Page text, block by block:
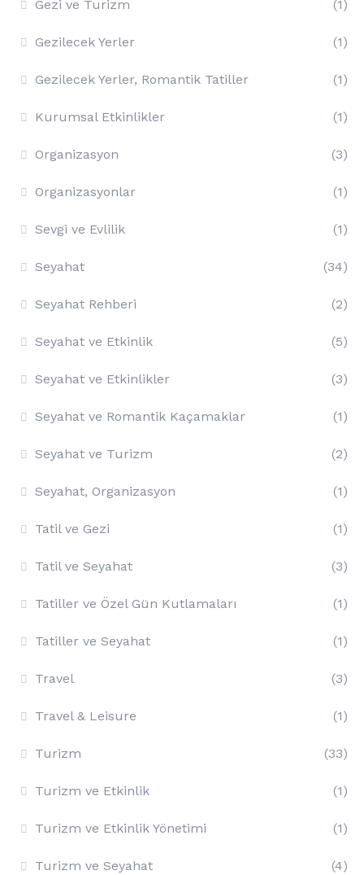
Gezi ve Turizm (1)
Gezilecek Yerler (1)
Gezilecek Yerler, Romantik Tatiller (1)
Kurumsal Etkinlikler (1)
Organizasyon (3)
Organizasyonlar (1)
Sevgi ve Evlilik (1)
Seyahat (34)
Seyahat Rehberi (2)
Seyahat ve Etkinlik (5)
Seyahat ve Etkinlikler (3)
Seyahat ve Romantik Kaçamaklar (1)
Seyahat ve Turizm (2)
Seyahat, Organizasyon (1)
Tatil ve Gezi (1)
Tatil ve Seyahat (3)
Tatiller ve Özel Gün Kutlamaları (1)
Tatiller ve Seyahat (1)
Travel (3)
Travel & Leisure (1)
Turizm (33)
Turizm ve Etkinlik (1)
Turizm ve Etkinlik Yönetimi (1)
Turizm ve Seyahat (4)